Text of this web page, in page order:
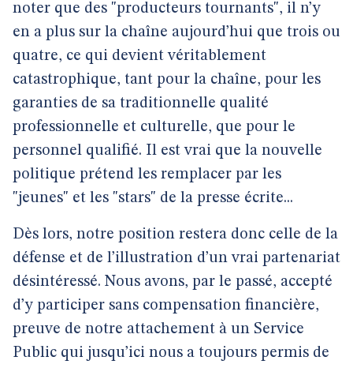
noter que des "producteurs tournants", il n’y
en a plus sur la chaîne aujourd’hui que trois ou
quatre, ce qui devient véritablement
catastrophique, tant pour la chaîne, pour les
garanties de sa traditionnelle qualité
professionnelle et culturelle, que pour le
personnel qualifié. Il est vrai que la nouvelle
politique prétend les remplacer par les
"jeunes" et les "stars" de la presse écrite...
Dès lors, notre position restera donc celle de la
défense et de l’illustration d’un vrai partenariat
désintéressé. Nous avons, par le passé, accepté
d’y participer sans compensation financière,
preuve de notre attachement à un Service
Public qui jusqu’ici nous a toujours permis de